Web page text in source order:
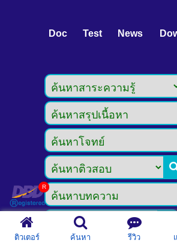
Doc Test News
ติวเตอร์ ค้นหา รีวิว